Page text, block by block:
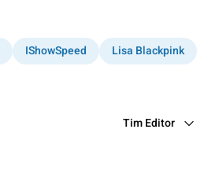
IShowSpeed
Lisa Blackpink
Tim Editor